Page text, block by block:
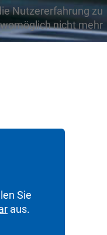
Sie
aus.
Nutzererfahrung zu
nicht mehr